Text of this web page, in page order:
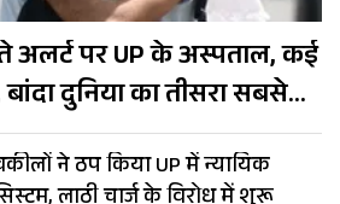
अलर्ट पर UP के अस्पताल, कई
दुनिया का तीसरा सबसे
ने ठप किया UP में न्यायिक